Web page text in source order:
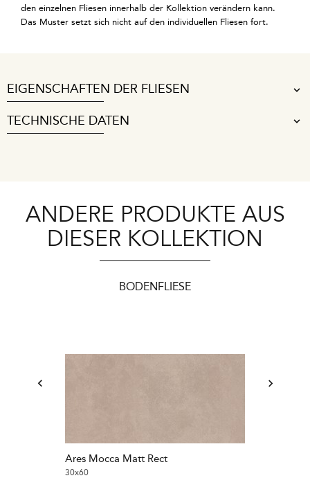
den einzelnen Fliesen innerhalb der Kollektion verändern kann.
Das Muster setzt sich nicht auf den individuellen Fliesen fort.
EIGENSCHAFTEN DER FLIESEN
TECHNISCHE DATEN
ANDERE PRODUKTE AUS
DIESER KOLLEKTION
BODENFLIESE
Ares Mocca Matt Rect
30x60